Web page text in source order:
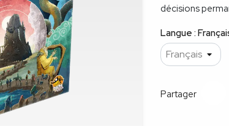
décisions
Langue :
Partager